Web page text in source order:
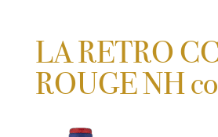
LA RETRO
ROUGE NH